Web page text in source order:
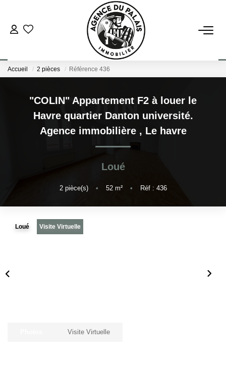
NOS BIENS
ESTIMATION
BLOG : NOS ACTUS IMMO !
Accueil 2 pièces Référence 436
"COLIN" Appartement F2 à louer le
Havre quartier Danton université.
Agence immobilière , Le havre
Loué
2pièce(s) • 52m² • Réf : 436
Loué Visite Virtuelle
Visite Virtuelle